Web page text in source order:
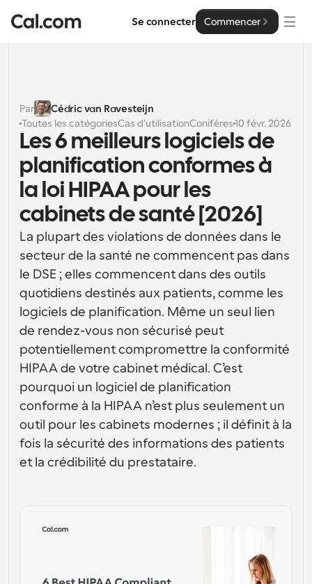
Se connecter Commencer
Solutions
Par taille d'équipe
Pour les particuliers
Planification personnelle simplifiée
Planification collaborative pour les groupes
Pour les organisations
Planification pour les grandes équipes, avec plus de
contrôle et de sécurité
Solutions de planification de niveau entreprise
d'utilisation
Recrutement
Ventes
Éducation
Soutien
Santé
Entreprise
Développeur
Documentation des développeurs
Documentation pour la plateforme Cal.com
API
Créez vos propres intégrations avec notre API publique
Composants de planification
Utilisez nos atomes React pour ajouter la planification à
votre application.
Créer un client OAuth
Intégrez Cal.com en utilisant OAuth
Ressources
Police : Cal Sans UI et texte
Notre propre police de caractères variable pour la
conception d’interfaces utilisateur
App Store
Intégrez-vous à vos applications préférées
Événements Collectifs
Planifier des événements avec plusieurs participants
Documents d'aide
Besoin d'en savoir plus sur notre système ? Consultez la
documentation d'aide.
Cal.ai
Tarification
Par
Cédric van Ravesteijn
Toutes les catégoriesCas d'utilisationConifères 10 févr. 2026
Les 6 meilleurs logiciels de
planification conformes à
la loi HIPAA pour les
cabinets de santé [2026]
La plupart des violations de données dans le
secteur de la santé ne commencent pas dans
le DSE ; elles commencent dans des outils
quotidiens destinés aux patients, comme les
logiciels de planification. Même un seul lien
de rendez-vous non sécurisé peut
potentiellement compromettre la conformité
HIPAA de votre cabinet médical. C’est
pourquoi un logiciel de planification
conforme à la HIPAA n’est plus seulement un
outil pour les cabinets modernes ; il définit à la
fois la sécurité des informations des patients
et la crédibilité du prestataire.